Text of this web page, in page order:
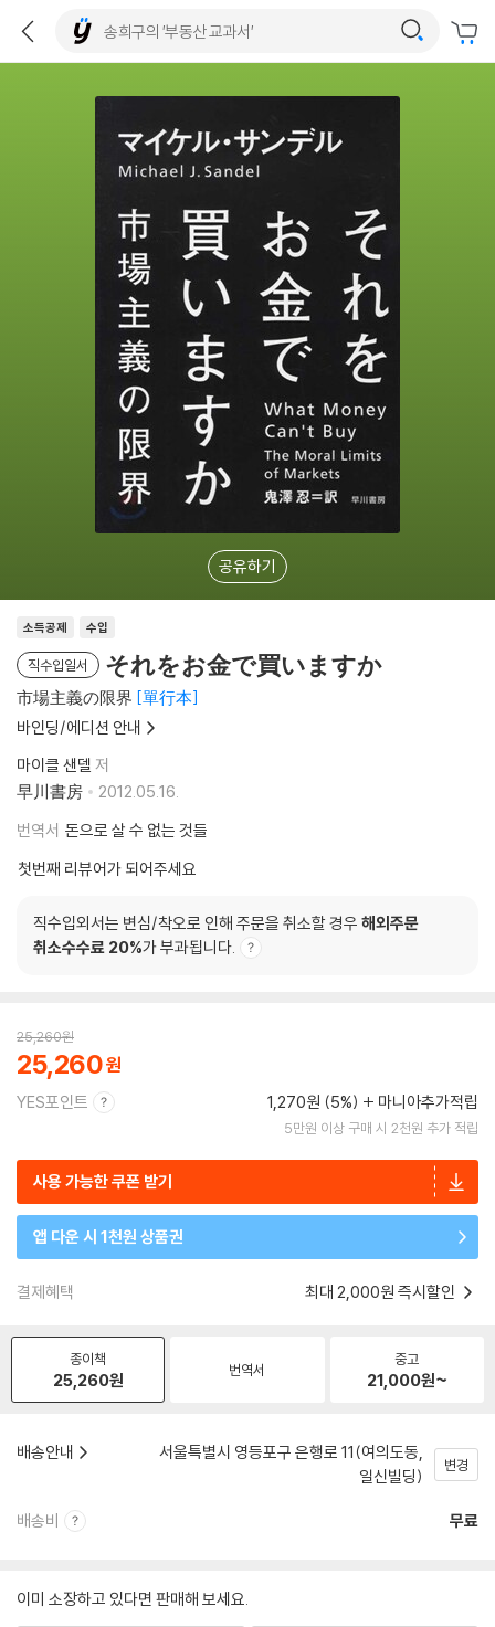
공유하기
소득공제 수입
직수입일서 それをお金で買いますか
市場主義の限界 單行本
바인딩/에디션 안내
마이클 샌델 저
早川書房
2012.05.16.
번역서 돈으로 살 수 없는 것들
첫번째 리뷰어가 되어주세요
직수입외서는 변심/착오로 인해 주문을 취소할 경우 해외주문
취소수수료 20%가 부과됩니다.
25,260원
25,260
YES포인트 1,270원 (5%) 마니아추가적립
5만원 이상 구매 시 2천원 추가 적립
사용 가능한 쿠폰 받기
앱 다운 시 1천원 상품권
결제혜택 최대 2,000원 즉시할인
종이책
25,260원 번역서
중고
21,000원~
배송안내
서울특별시 영등포구 은행로 11(여의도동,
일신빌딩)
변경
배송비 무료
이미 소장하고 있다면 판매해 보세요.